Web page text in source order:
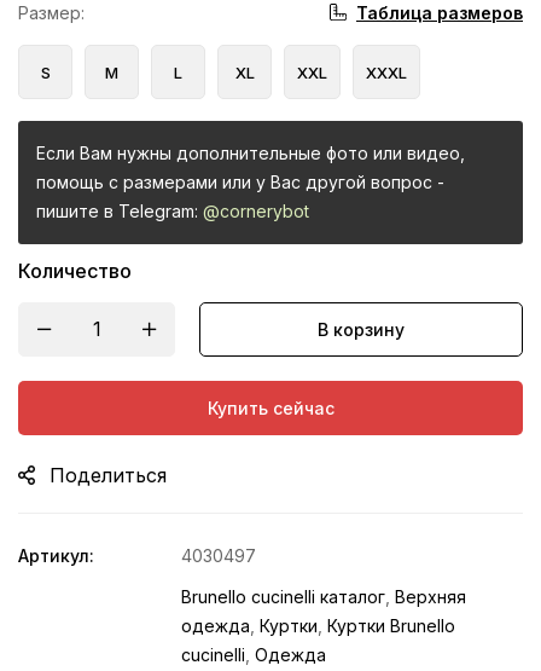
Размер: Таблица размеров
S M L XL XXL XXXL
Если Вам нужны дополнительные фото или видео,
помощь с размерами или у Вас другой вопрос -
пишите в Telegram: @cornerybot
Количество
В корзину
Купить сейчас
Поделиться
Артикул:
4030497
Brunello cucinelli каталог Верхняя
одежда Куртки Куртки Brunello
cucinelli Одежда